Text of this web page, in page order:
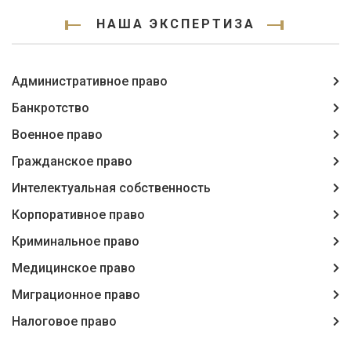
НАША ЭКСПЕРТИЗА
Административное право
Банкротство
Военное право
Гражданское право
Интелектуальная собственность
Корпоративное право
Криминальное право
Медицинское право
Миграционное право
Налоговое право